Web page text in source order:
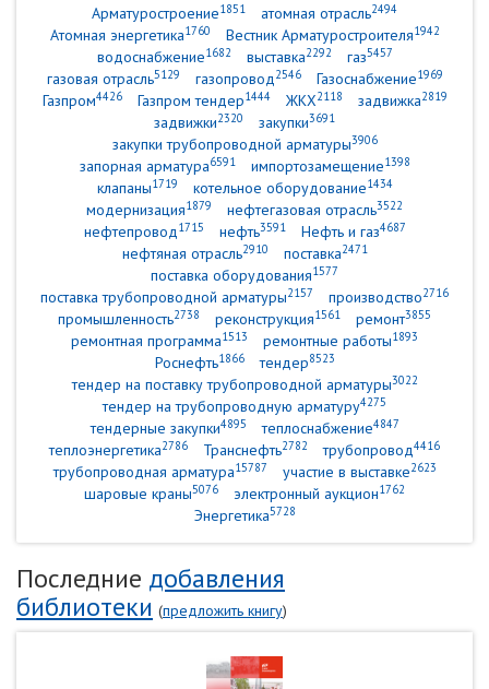
Арматуростроение1851 атомная отрасль2494
Атомная энергетика1760 Вестник Арматуростроителя1942
водоснабжение1682 выставка2292 газ5457
газовая отрасль5129 газопровод2546 Газоснабжение1969
Газпром4426 Газпром тендер1444 ЖКХ2118 задвижка2819
задвижки2320 закупки3691
закупки трубопроводной арматуры3906
запорная арматура6591 импортозамещение1398
клапаны1719 котельное оборудование1434
модернизация1879 нефтегазовая отрасль3522
нефтепровод1715 нефть3591 Нефть и газ4687
нефтяная отрасль2910 поставка2471
поставка оборудования1577
поставка трубопроводной арматуры2157 производство2716
промышленность2738 реконструкция1561 ремонт3855
ремонтная программа1513 ремонтные работы1893
Роснефть1866 тендер8523
тендер на поставку трубопроводной арматуры3022
тендер на трубопроводную арматуру4275
тендерные закупки4895 теплоснабжение4847
теплоэнергетика2786 Транснефть2782 трубопровод4416
трубопроводная арматура15787 участие в выставке2623
шаровые краны5076 электронный аукцион1762
Энергетика5728
Последние добавления
библиотеки (предложить книгу)